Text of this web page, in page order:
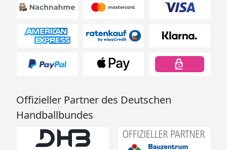
Offizieller Partner des Deutschen
Handballbundes